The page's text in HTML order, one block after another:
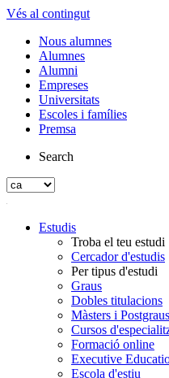
Vés al contingut
Nous alumnes
Alumnes
Alumni
Empreses
Universitats
Escoles i famílies
Premsa
Search
Estudis
Troba el teu estudi
Cercador d'estudis
Per tipus d'estudi
Graus
Dobles titulacions
Màsters i Postgraus
Cursos
Formació online
Executive
Escola d'estiu